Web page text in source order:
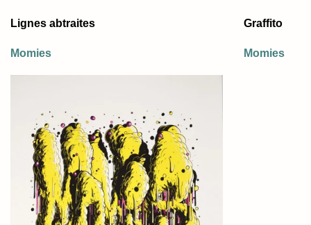
Lignes abtraites
Momies
Graffito
Momies